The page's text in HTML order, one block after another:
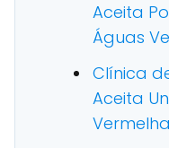
Aceita
Águas
Clínica
Aceita